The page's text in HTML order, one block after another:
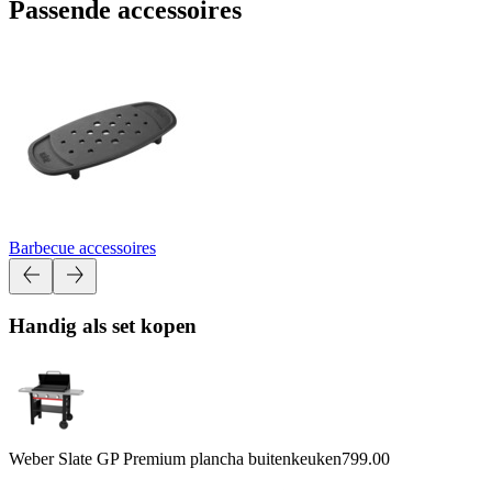
Passende accessoires
Barbecue accessoires
Handig als set kopen
Weber Slate GP Premium plancha buitenkeuken799.00